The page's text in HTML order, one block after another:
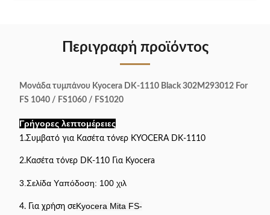
Περιγραφή προϊόντος
Μονάδα τυμπάνου Kyocera DK-1110 Black 302M293012 For
FS 1040 / FS1060 / FS1020
Γρήγορες λεπτομέρειες
1.Συμβατό για Κασέτα τόνερ KYOCERA DK-1110
2.Κασέτα τόνερ DK-110 Για Kyocera
3.Σελίδα Υαπόδοση: 100 χιλ
4. Για χρήση σεKyocera Mita FS-